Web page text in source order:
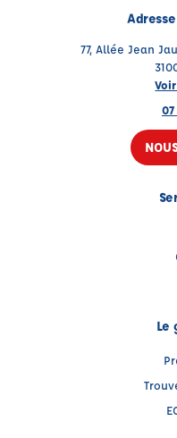
77, Allée Jean
07
Le